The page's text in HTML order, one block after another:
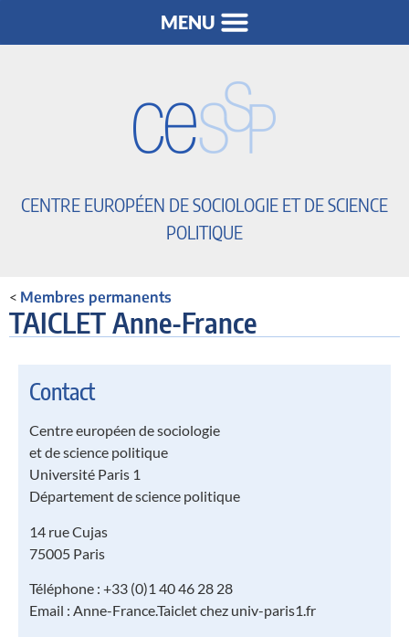
CENTRE EUROPÉEN DE SOCIOLOGIE ET DE SCIENCE
POLITIQUE
< Membres permanents
TAICLET Anne-France
Contact
Centre européen de sociologie
et de science politique
Université Paris 1
Département de science politique
14 rue Cujas
75005 Paris
Téléphone : +33 (0)1 40 46 28 28
Email : Anne-France.Taiclet chez univ-paris1.fr